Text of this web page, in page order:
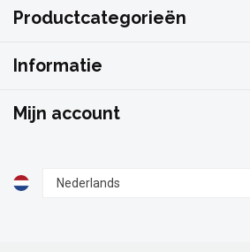
Productcategorieën
Informatie
Mijn account